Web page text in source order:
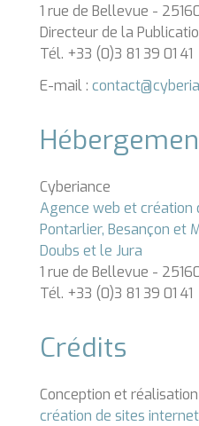
1 rue de Bellevue -
Directeur de la
Tél. +33 (0)3 81 39 01 41
E-mail : contact@
Cyberiance
Agence web et création
Pontarlier, Besançon et
Doubs et le Jura
1 rue de Bellevue -
Tél. +33 (0)3 81 39 01 41
Crédits
Conception et
création de sites